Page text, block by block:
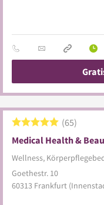
Medical Health &
Wellness,
65
Goethestr. 10
60313 Frankfurt